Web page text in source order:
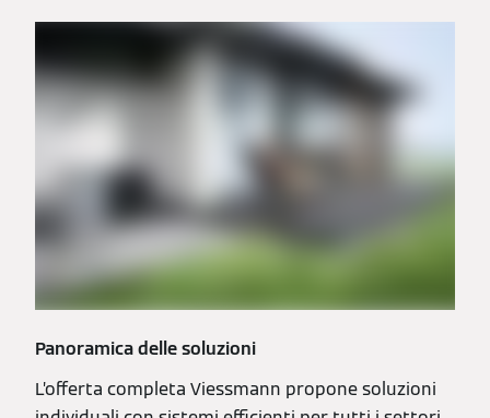
Panoramica delle soluzioni
L’offerta completa Viessmann propone soluzioni